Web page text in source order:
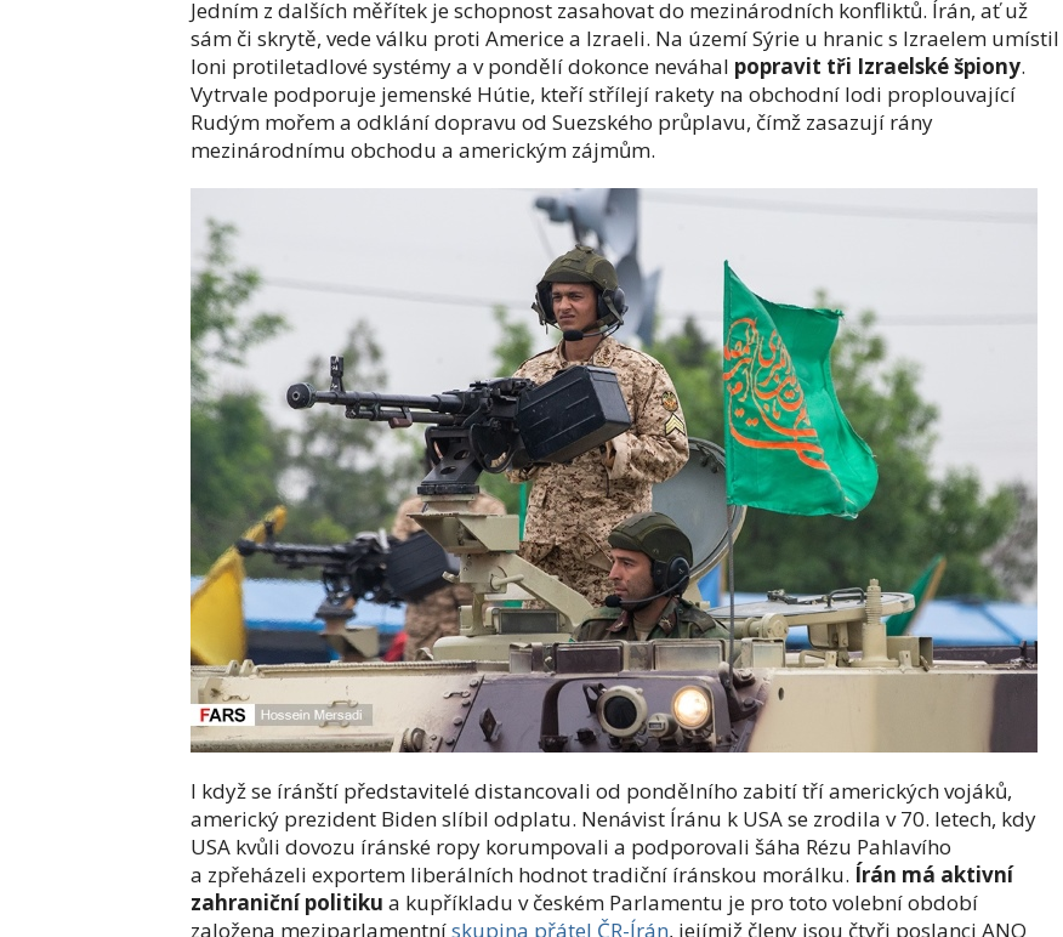
Jedním z dalších měřítek je schopnost zasahovat do mezinárodních konfliktů. Írán, ať už
sám či skrytě, vede válku proti Americe a Izraeli. Na území Sýrie u hranic s Izraelem umístil
loni protiletadlové systémy a v pondělí dokonce neváhal popravit tři Izraelské špiony.
Vytrvale podporuje jemenské Hútie, kteří střílejí rakety na obchodní lodi proplouvající
Rudým mořem a odklání dopravu od Suezského průplavu, čímž zasazují rány
mezinárodnímu obchodu a americkým zájmům.
I když se íránští představitelé distancovali od pondělního zabití tří amerických vojáků,
americký prezident Biden slíbil odplatu. Nenávist Íránu k USA se zrodila v 70. letech, kdy
USA kvůli dovozu íránské ropy korumpovali a podporovali šáha Rézu Pahlavího
a zpřeházeli exportem liberálních hodnot tradiční íránskou morálku. Írán má aktivní
zahraniční politiku a kupříkladu v českém Parlamentu je pro toto volební období
založena meziparlamentnískupina přátel ČR-Írán, jejímiž členy jsou čtyři poslanci ANO